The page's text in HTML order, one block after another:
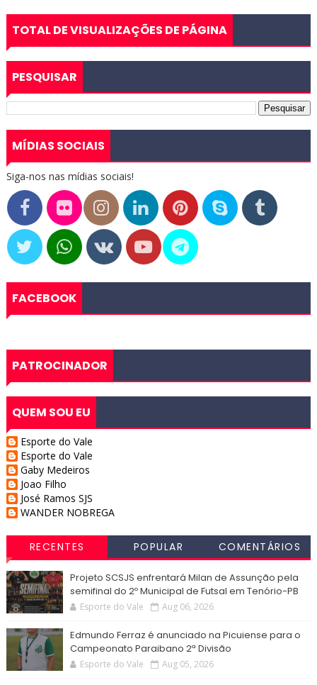
TOTAL DE VISUALIZAÇÕES DE PÁGINA
PESQUISAR
MÍDIAS SOCIAIS
Siga-nos nas mídias sociais!
FACEBOOK
PATROCINADOR
QUEM SOU EU
Esporte do Vale
Esporte do Vale
Gaby Medeiros
Joao Filho
José Ramos SJS
WANDER NOBREGA
RECENTES POPULAR COMENTÁRIOS
Projeto SCSJS enfrentará Milan de Assunção pela
semifinal do 2º Municipal de Futsal em Tenório-PB
Esporte do Vale Aug 06, 2026
Edmundo Ferraz é anunciado na Picuiense para o
Campeonato Paraibano 2ª Divisão
Esporte do Vale Aug 05, 2026